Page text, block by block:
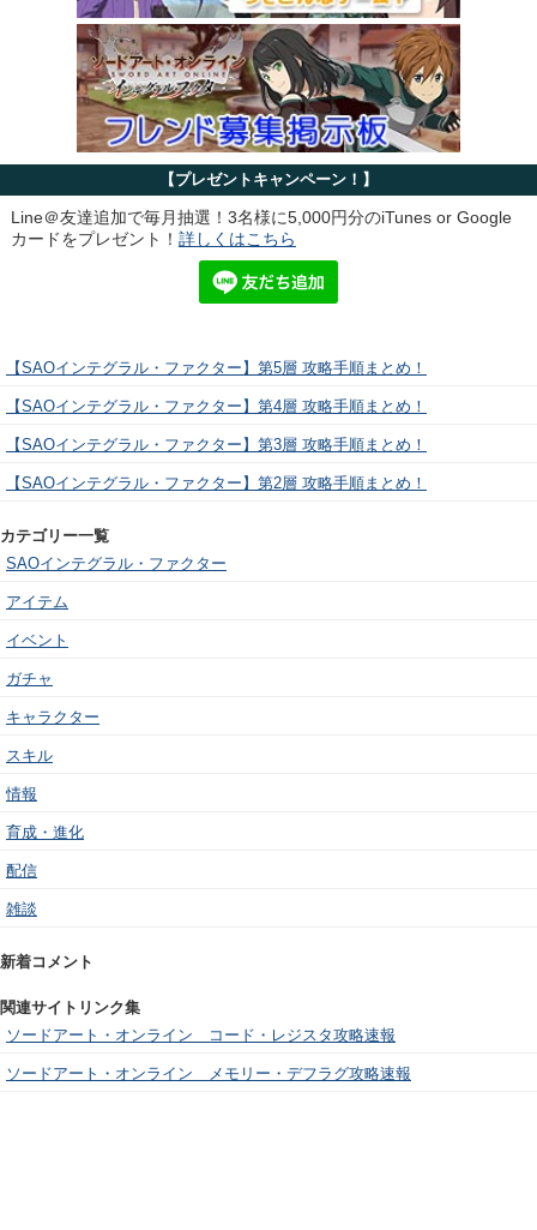
【プレゼントキャンペーン！】
Line＠友達追加で毎月抽選！3名様に5,000円分のiTunes or Google
カードをプレゼント！ 詳しくはこちら
【SAOインテグラル・ファクター】第5層 攻略手順まとめ！
【SAOインテグラル・ファクター】第4層 攻略手順まとめ！
【SAOインテグラル・ファクター】第3層 攻略手順まとめ！
【SAOインテグラル・ファクター】第2層 攻略手順まとめ！
カテゴリー一覧
SAOインテグラル・ファクター
アイテム
イベント
ガチャ
キャラクター
スキル
情報
育成・進化
配信
雑談
新着コメント
関連サイトリンク集
ソードアート・オンライン コード・レジスタ攻略速報
ソードアート・オンライン メモリー・デフラグ攻略速報